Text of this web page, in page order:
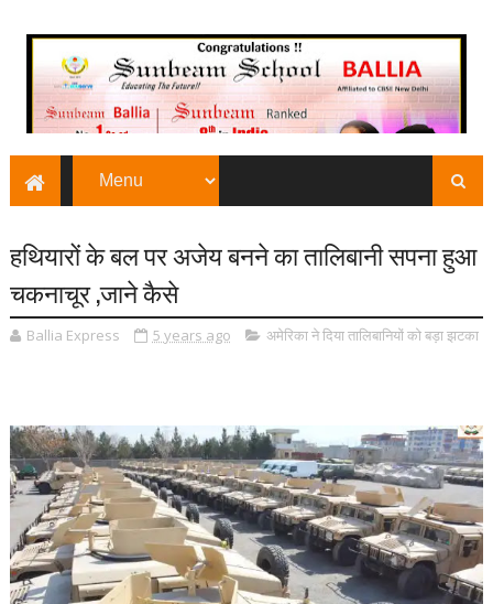
हथियारों के बल पर अजेय बनने का तालिबानी सपना हुआ
चकनाचूर ,जाने कैसे
Ballia Express 5 years ago अमेरिका ने दिया तालिबानियों को बड़ा झटका